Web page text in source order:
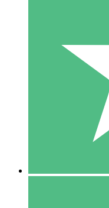
Betaal per gebruik met